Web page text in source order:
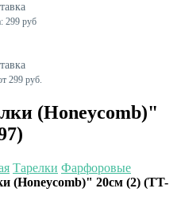
299 руб
299 руб.
(Honeycomb)"
Тарелки Фарфоровые
(Honeycomb)" 20см (2) (TT-